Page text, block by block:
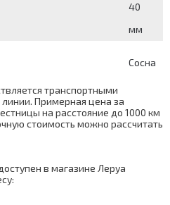
40
мм
Сосна
транспортными
Примерная цена за
на расстояние до 1000 км
стоимость можно рассчитать
в магазине Леруа